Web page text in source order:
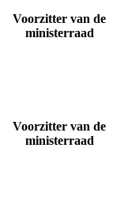
Voorzitter van de
ministerraad
Voorzitter van de
ministerraad